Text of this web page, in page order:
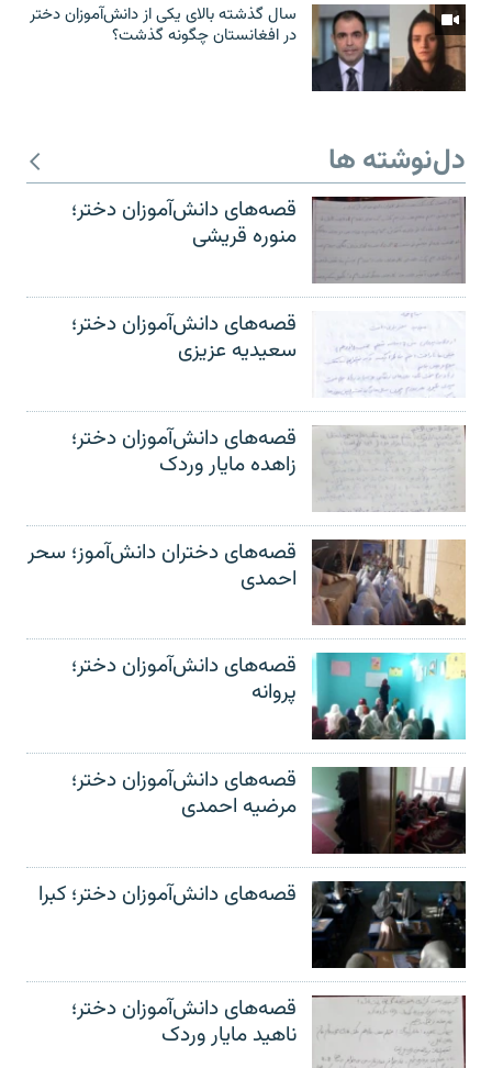
سال گذشته بالای یکی از دانش‌آموزان دختر
در افغانستان چگونه گذشت؟
دل‌نوشته ها
قصه‌های دانش‌آموزان دختر؛
منوره قریشی
قصه‌های دانش‌آموزان دختر؛
سعیدیه عزیزی
قصه‌های دانش‌آموزان دختر؛
زاهده مایار وردک
قصه‌های دختران دانش‌آموز؛ سحر
احمدی
قصه‌های دانش‌آموزان دختر؛
پروانه
قصه‌های دانش‌آموزان دختر؛
مرضیه احمدی
قصه‌های دانش‌آموزان دختر؛ کبرا
قصه‌های دانش‌آموزان دختر؛
ناهید مایار وردک